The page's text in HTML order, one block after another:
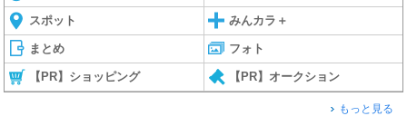
スポット みんカラ＋
まとめ フォト
【PR】ショッピング 【PR】オークション
もっと見る